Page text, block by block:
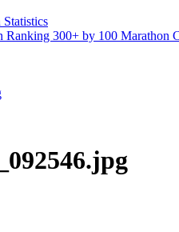
Ranking 300+ by 100 Marathon